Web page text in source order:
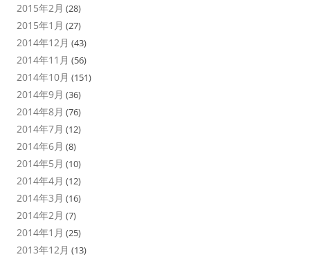
2015年2月 (28)
2015年1月 (27)
2014年12月 (43)
2014年11月 (56)
2014年10月 (151)
2014年9月 (36)
2014年8月 (76)
2014年7月 (12)
2014年6月 (8)
2014年5月 (10)
2014年4月 (12)
2014年3月 (16)
2014年2月 (7)
2014年1月 (25)
2013年12月 (13)